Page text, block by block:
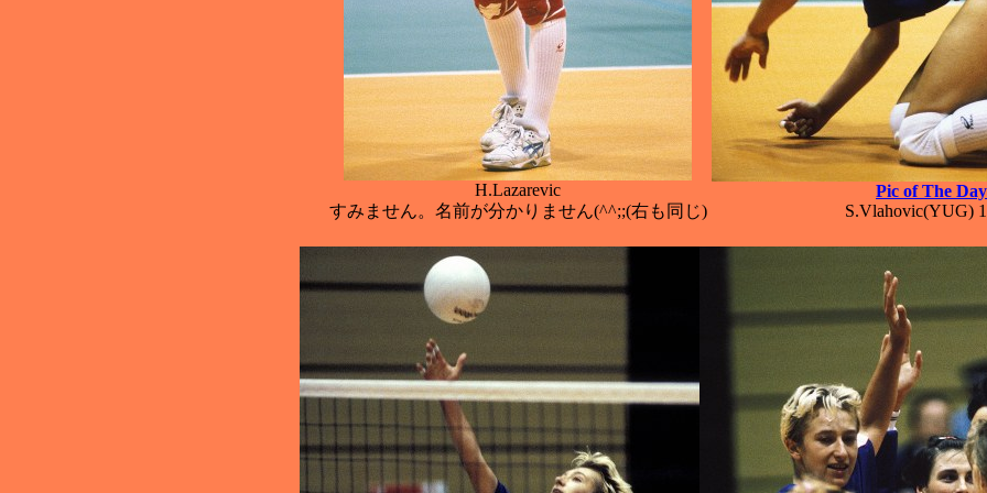
H.Lazarevic
すみません。名前が分かりません(^^;;(右も同じ)
Pic of The Day
S.Vlahovic(YUG)